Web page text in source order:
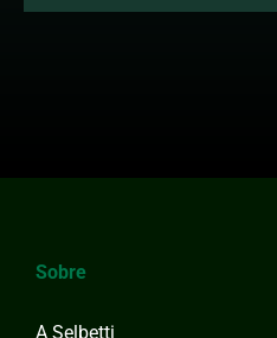
Sobre
A Selbetti